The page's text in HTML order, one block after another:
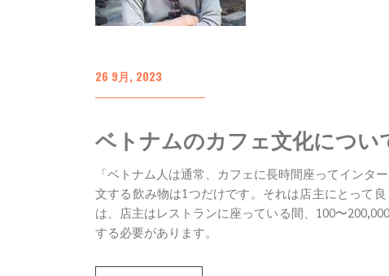
26 9月, 2023
ベトナムのカフェ文化につい
「ベトナム人は通常、カフェに長時間座ってインタ
文する飲み物は1つだけです。それは店主にとって
は、店主はレストランに座っている間、100〜
する必要があります。